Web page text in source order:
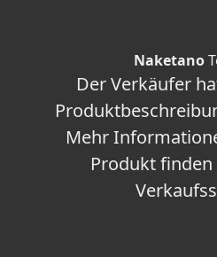
Naketano
Der Verkäufer
Mehr
Produkt finden